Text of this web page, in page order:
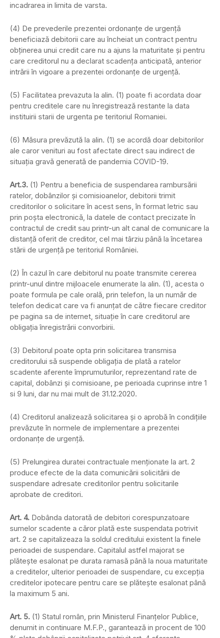
incadrarea in limita de varsta.
(4) De prevederile prezentei ordonanţe de urgenţă
beneficiază debitorii care au încheiat un contract pentru
obţinerea unui credit care nu a ajuns la maturitate şi pentru
care creditorul nu a declarat scadenţa anticipată, anterior
intrării în vigoare a prezentei ordonanţe de urgenţă.
(5) Facilitatea prevazuta la alin. (1) poate fi acordata doar
pentru creditele care nu înregistrează restante la data
instituirii starii de urgenta pe teritoriul Romaniei.
(6) Măsura prevăzută la alin. (1) se acordă doar debitorilor
ale caror venituri au fost afectate direct sau indirect de
situaţia gravă generată de pandemia COVID-19.
Art.3. (1) Pentru a beneficia de suspendarea rambursării
ratelor, dobânzilor şi comisioanelor, debitorii trimit
creditorilor o solicitare în acest sens, în format letric sau
prin poşta electronică, la datele de contact precizate în
contractul de credit sau printr-un alt canal de comunicare la
distanţă oferit de creditor, cel mai târziu până la încetarea
stării de urgenţă pe teritoriul României.
(2) În cazul în care debitorul nu poate transmite cererea
printr-unul dintre mijloacele enumerate la alin. (1), acesta o
poate formula pe cale orală, prin telefon, la un număr de
telefon dedicat care va fi anunţat de către fiecare creditor
pe pagina sa de internet, situaţie în care creditorul are
obligaţia înregistrării convorbirii.
(3) Debitorul poate opta prin solicitarea transmisa
creditorului să suspende obligaţia de plată a ratelor
scadente aferente împrumuturilor, reprezentand rate de
capital, dobânzi şi comisioane, pe perioada cuprinse intre 1
si 9 luni, dar nu mai mult de 31.12.2020.
(4) Creditorul analizează solicitarea şi o aprobă în condiţiile
prevăzute în normele de implementare a prezentei
ordonanţe de urgenţă.
(5) Prelungirea duratei contractuale menţionate la art. 2
produce efecte de la data comunicării solicitării de
suspendare adresate creditorilor pentru solicitarile
aprobate de creditori.
Art. 4. Dobânda datorată de debitori corespunzatoare
sumelor scadente a căror plată este suspendata potrivit
art. 2 se capitalizeaza la soldul creditului existent la finele
perioadei de suspendare. Capitalul astfel majorat se
plăteşte esalonat pe durata ramasă până la noua maturitate
a creditelor, ulterior perioadei de suspendare, cu excepţia
creditelor ipotecare pentru care se plăteşte esalonat până
la maximum 5 ani.
Art. 5. (1) Statul român, prin Ministerul Finanţelor Publice,
denumit in continuare M.F.P., garantează in procent de 100